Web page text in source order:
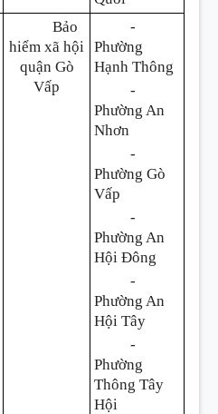
Bảo
hiểm xã hội
quận Gò
Vấp
-
Phường
Hạnh Thông
-
Phường An
Nhơn
-
Phường Gò
Vấp
-
Phường An
Hội Đông
-
Phường An
Hội Tây
-
Phường
Thông Tây
Hội